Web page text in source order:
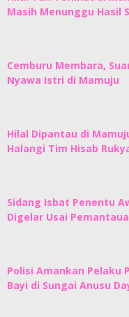
Masih Menunggu Hasil
Cemburu Membara,
Nyawa Istri di Mamuju
Hilal Dipantau di
Halangi Tim Hisab
Sidang Isbat Penentu
Digelar Usai
Polisi Amankan Pelaku
Bayi di Sungai Anusu